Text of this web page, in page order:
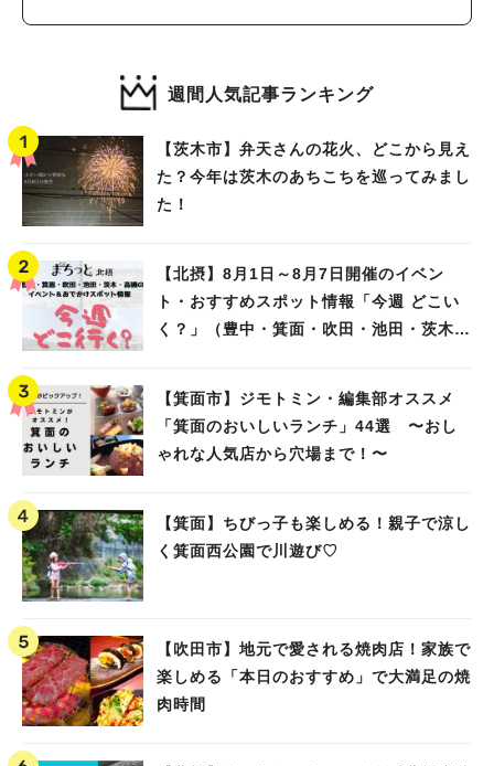
週間人気記事ランキング
【茨木市】弁天さんの花火、どこから見え
た？今年は茨木のあちこちを巡ってみまし
た！
【北摂】8月1日～8月7日開催のイベン
ト・おすすめスポット情報「今週 どこい
く？」（豊中・箕面・吹田・池田・茨木・
【箕面市】ジモトミン・編集部オススメ
「箕面のおいしいランチ」44選 〜おし
ゃれな人気店から穴場まで！〜
【箕面】ちびっ子も楽しめる！親子で涼し
く箕面西公園で川遊び♡
【吹田市】地元で愛される焼肉店！家族で
楽しめる「本日のおすすめ」で大満足の焼
肉時間